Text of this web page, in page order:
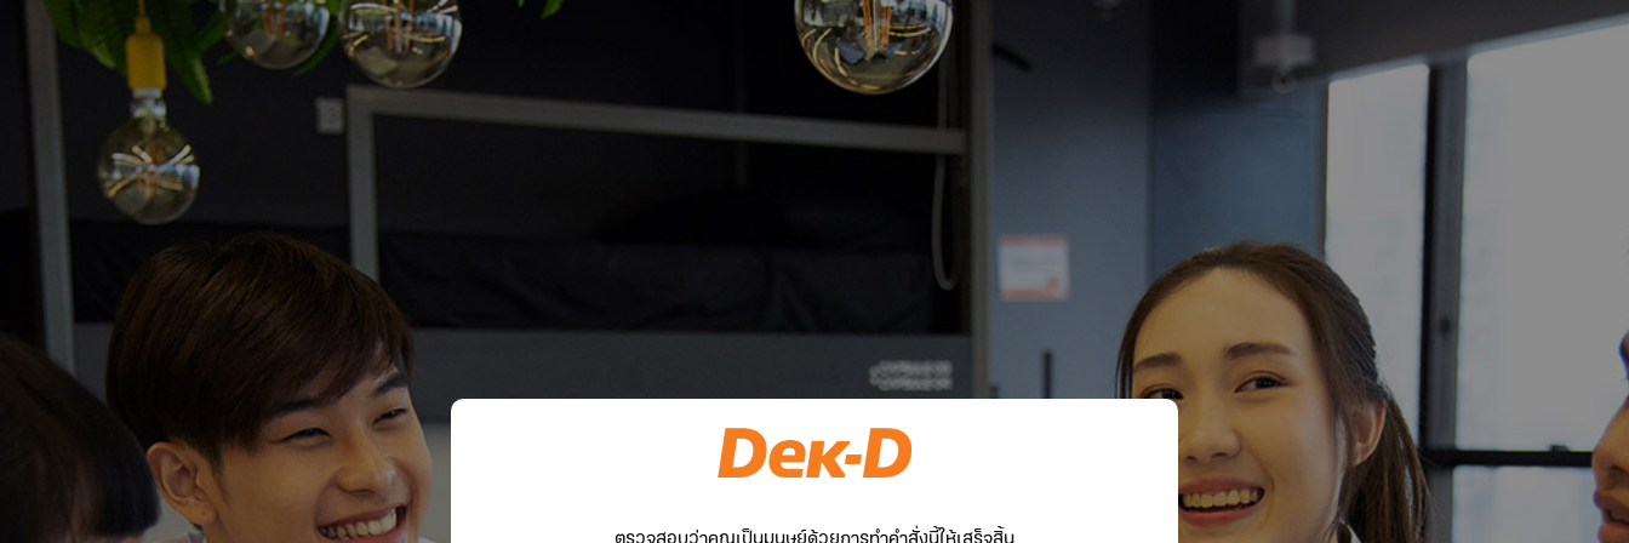
ตรวจสอบว่าคุณเป็นมนุษย์ด้วยการทำคำสั่งนี้ให้เสร็จสิ้น